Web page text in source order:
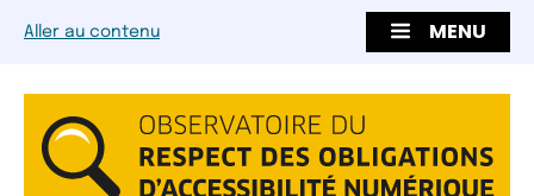
Aller au contenu MENU